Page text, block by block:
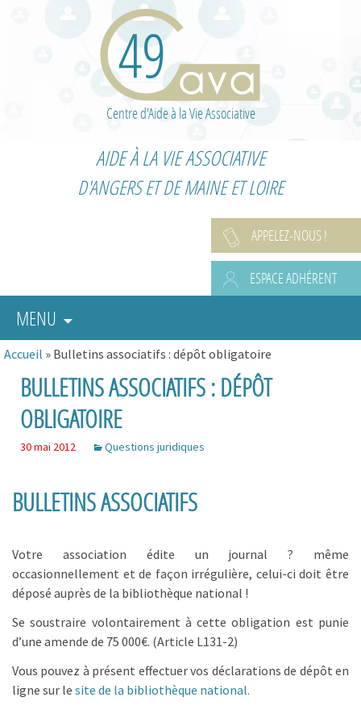
Centre d'Aide à la Vie Associative
AIDE À LA VIE ASSOCIATIVE
D'ANGERS ET DE MAINE ET LOIRE
APPELEZ-NOUS !
ESPACE ADHÉRENT
MENU
Accueil » Bulletins associatifs : dépôt obligatoire
BULLETINS ASSOCIATIFS : DÉPÔT
OBLIGATOIRE
30 mai 2012 Questions juridiques
BULLETINS ASSOCIATIFS
Votre association édite un journal ? même
occasionnellement et de façon irrégulière, celui-ci doit être
déposé auprès de la bibliothèque national !
Se soustraire volontairement à cette obligation est punie
d’une amende de 75 000€. (Article L131-2)
Vous pouvez à présent effectuer vos déclarations de dépôt en
ligne sur le site de la bibliothèque national.